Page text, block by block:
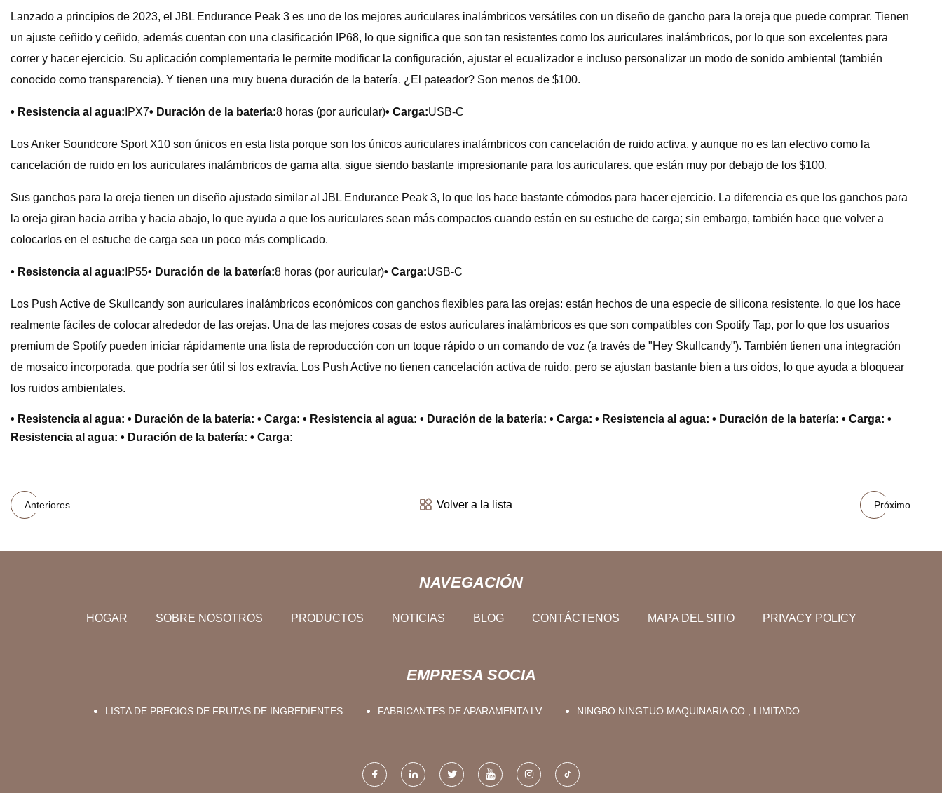
Lanzado a principios de 2023, el JBL Endurance Peak 3 es uno de los mejores auriculares inalámbricos versátiles con un diseño de gancho para la oreja que puede comprar. Tienen
un ajuste ceñido y ceñido, además cuentan con una clasificación IP68, lo que significa que son tan resistentes como los auriculares inalámbricos, por lo que son excelentes para
correr y hacer ejercicio. Su aplicación complementaria le permite modificar la configuración, ajustar el ecualizador e incluso personalizar un modo de sonido ambiental (también
conocido como transparencia). Y tienen una muy buena duración de la batería. ¿El pateador? Son menos de $100.
• Resistencia al agua: IPX7• Duración de la batería:8 horas (por auricular)• Carga:USB-C
Los Anker Soundcore Sport X10 son únicos en esta lista porque son los únicos auriculares inalámbricos con cancelación de ruido activa, y aunque no es tan efectivo como la
cancelación de ruido en los auriculares inalámbricos de gama alta, sigue siendo bastante impresionante para los auriculares. que están muy por debajo de los $100.
Sus ganchos para la oreja tienen un diseño ajustado similar al JBL Endurance Peak 3, lo que los hace bastante cómodos para hacer ejercicio. La diferencia es que los ganchos para
la oreja giran hacia arriba y hacia abajo, lo que ayuda a que los auriculares sean más compactos cuando están en su estuche de carga; sin embargo, también hace que volver a
colocarlos en el estuche de carga sea un poco más complicado.
• Resistencia al agua: IP55• Duración de la batería:8 horas (por auricular)• Carga:USB-C
Los Push Active de Skullcandy son auriculares inalámbricos económicos con ganchos flexibles para las orejas: están hechos de una especie de silicona resistente, lo que los hace
realmente fáciles de colocar alrededor de las orejas. Una de las mejores cosas de estos auriculares inalámbricos es que son compatibles con Spotify Tap, por lo que los usuarios
premium de Spotify pueden iniciar rápidamente una lista de reproducción con un toque rápido o un comando de voz (a través de "Hey Skullcandy"). También tienen una integración
de mosaico incorporada, que podría ser útil si los extravía. Los Push Active no tienen cancelación activa de ruido, pero se ajustan bastante bien a tus oídos, lo que ayuda a bloquear
los ruidos ambientales.
• Resistencia al agua: • Duración de la batería: • Carga: • Resistencia al agua: • Duración de la batería: • Carga: • Resistencia al agua: • Duración de la batería: • Carga: •
Resistencia al agua: • Duración de la batería: • Carga:
Anteriores Volver a la lista Próximo
NAVEGACIÓN
HOGAR SOBRE NOSOTROS PRODUCTOS NOTICIAS BLOG CONTÁCTENOS MAPA DEL SITIO PRIVACY POLICY
EMPRESA SOCIA
LISTA DE PRECIOS DE FRUTAS DE INGREDIENTES FABRICANTES DE APARAMENTA LV NINGBO NINGTUO MAQUINARIA CO., LIMITADO.